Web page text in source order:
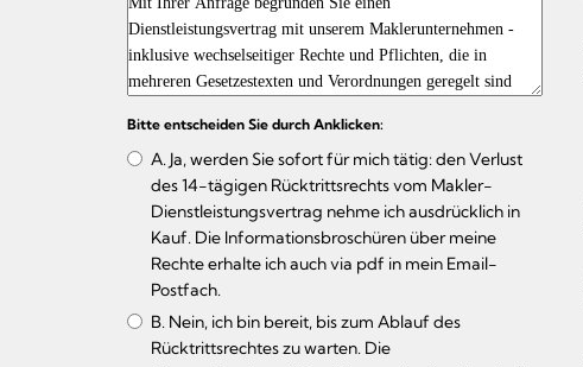
Bitte entscheiden Sie durch Anklicken:
A. Ja, werden Sie sofort für mich tätig: den Verlust
des 14-tägigen Rücktrittsrechts vom Makler-
Dienstleistungsvertrag nehme ich ausdrücklich in
Kauf. Die Informationsbroschüren über meine
Rechte erhalte ich auch via pdf in mein Email-
Postfach.
B. Nein, ich bin bereit, bis zum Ablauf des
Rücktrittsrechtes zu warten. Die